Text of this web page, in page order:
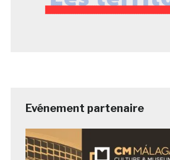
Evénement partenaire